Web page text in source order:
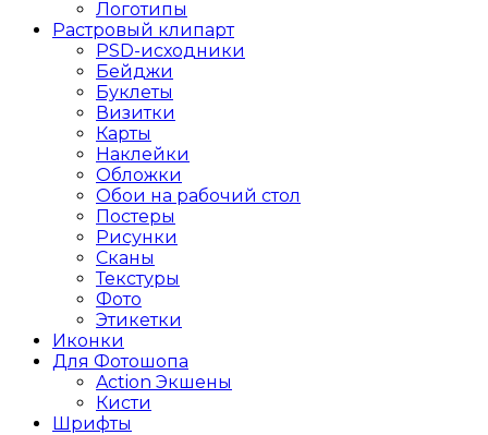
Логотипы
Растровый клипарт
PSD-исходники
Бейджи
Буклеты
Визитки
Карты
Наклейки
Обложки
Обои на рабочий стол
Постеры
Рисунки
Сканы
Текстуры
Фото
Этикетки
Иконки
Для Фотошопа
Action Экшены
Кисти
Шрифты